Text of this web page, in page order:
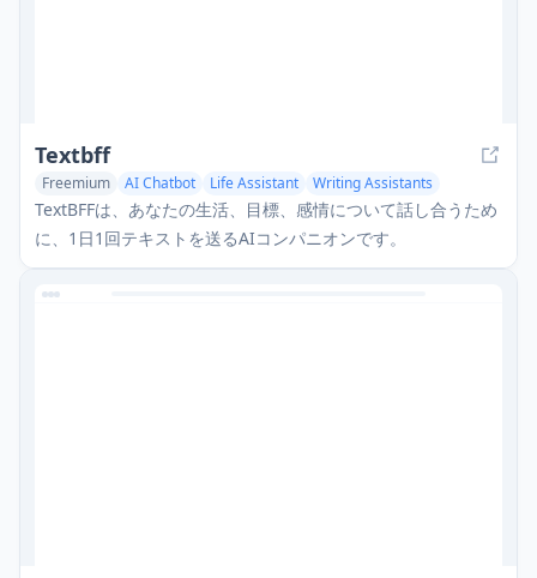
Textbff
Freemium AI Chatbot Life Assistant Writing Assistants
TextBFFは、あなたの生活、目標、感情について話し合うため
に、1日1回テキストを送るAIコンパニオンです。